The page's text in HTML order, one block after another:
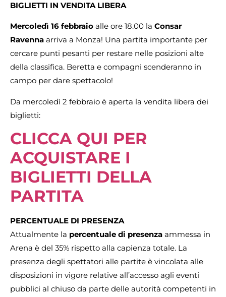
BIGLIETTI IN VENDITA LIBERA
Mercoledì 16 febbraio alle ore 18.00 la Consar
Ravenna arriva a Monza! Una partita importante per
cercare punti pesanti per restare nelle posizioni alte
della classifica. Beretta e compagni scenderanno in
campo per dare spettacolo!
Da mercoledì 2 febbraio è aperta la vendita libera dei
biglietti:
CLICCA QUI PER
ACQUISTARE I
BIGLIETTI DELLA
PARTITA
PERCENTUALE DI PRESENZA
Attualmente la percentuale di presenza ammessa in
Arena è del 35% rispetto alla capienza totale. La
presenza degli spettatori alle partite è vincolata alle
disposizioni in vigore relative all’accesso agli eventi
pubblici al chiuso da parte delle autorità competenti in